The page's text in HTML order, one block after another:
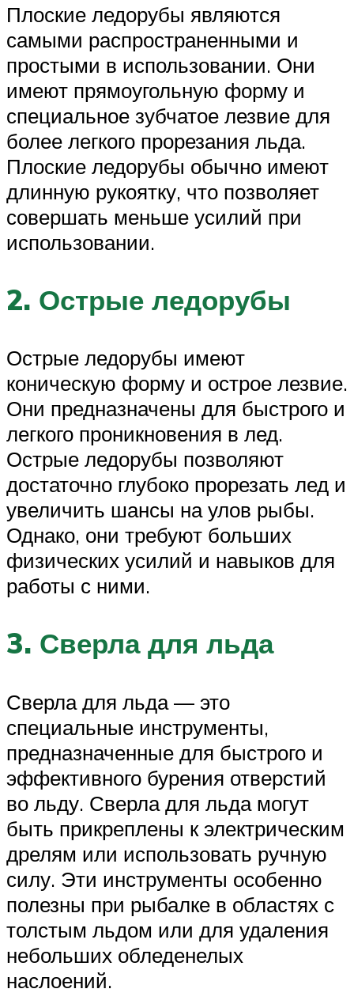
Плоские ледорубы являются
самыми распространенными и
простыми в использовании. Они
имеют прямоугольную форму и
специальное зубчатое лезвие для
более легкого прорезания льда.
Плоские ледорубы обычно имеют
длинную рукоятку, что позволяет
совершать меньше усилий при
использовании.
2. Острые ледорубы
Острые ледорубы имеют
коническую форму и острое лезвие.
Они предназначены для быстрого и
легкого проникновения в лед.
Острые ледорубы позволяют
достаточно глубоко прорезать лед и
увеличить шансы на улов рыбы.
Однако, они требуют больших
физических усилий и навыков для
работы с ними.
3. Сверла для льда
Сверла для льда — это
специальные инструменты,
предназначенные для быстрого и
эффективного бурения отверстий
во льду. Сверла для льда могут
быть прикреплены к электрическим
дрелям или использовать ручную
силу. Эти инструменты особенно
полезны при рыбалке в областях с
толстым льдом или для удаления
небольших обледенелых
наслоений.